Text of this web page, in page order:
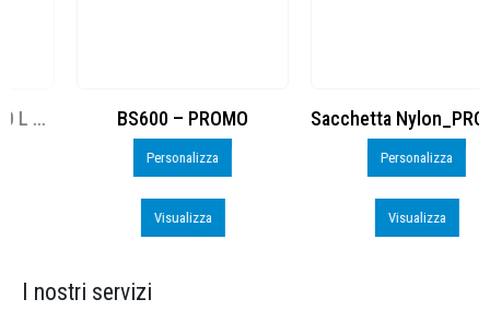
BS600 – PROMO
Personalizza
Visualizza
Sacchetta Nylon_PROMO_perso
Personalizza
Visualizza
I nostri servizi